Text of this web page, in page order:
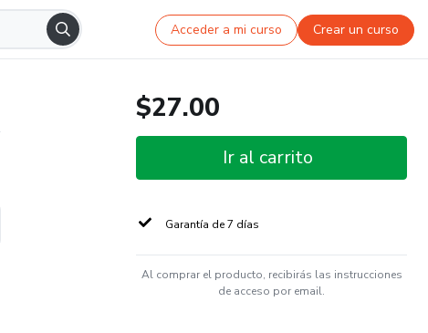
Acceder a mi curso Crear un curso
$27.00
Ir al carrito
Garantía de 7 días
Al comprar el producto, recibirás las instrucciones
de acceso por email.